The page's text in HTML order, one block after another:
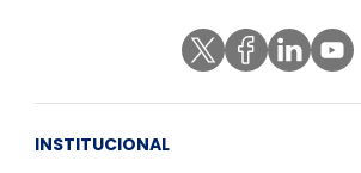
INSTITUCIONAL